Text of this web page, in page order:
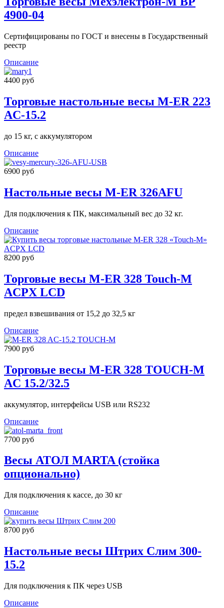
4900-04
Сертифицированы по ГОСТ и внесены в Государственный
реестр
Описание
4400 руб
Торговые настольные весы M-ER 223
AC-15.2
до 15 кг, с аккумулятором
Описание
6900 руб
Настольные весы M-ER 326AFU
Для подключения к ПК, максимальный вес до 32 кг.
Описание
8200 руб
Торговые весы M-ER 328 Touch-M
ACPX LCD
предел взвешивания от 15,2 до 32,5 кг
Описание
7900 руб
Торговые весы M-ER 328 TOUCH-M
AC 15.2/32.5
аккумулятор, интерфейсы USB или RS232
Описание
7700 руб
Весы АТОЛ MARTA (стойка
опционально)
Для подключения к кассе, до 30 кг
Описание
8700 руб
Настольные весы Штрих Слим 300-
15.2
Для подключения к ПК через USB
Описание